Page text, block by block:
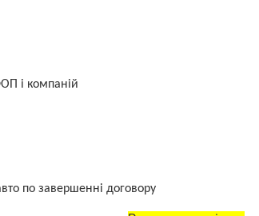
і компаній
по завершенні договору